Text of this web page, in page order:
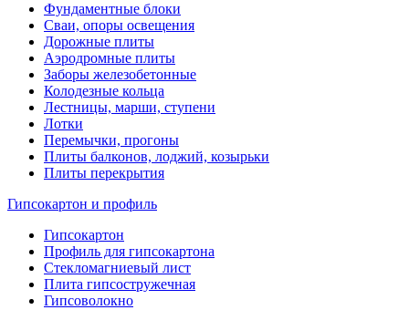
Фундаментные блоки
Сваи, опоры освещения
Дорожные плиты
Аэродромные плиты
Заборы железобетонные
Колодезные кольца
Лестницы, марши, ступени
Лотки
Перемычки, прогоны
Плиты балконов, лоджий, козырьки
Плиты перекрытия
Гипсокартон и профиль
Гипсокартон
Профиль для гипсокартона
Стекломагниевый лист
Плита гипсостружечная
Гипсоволокно